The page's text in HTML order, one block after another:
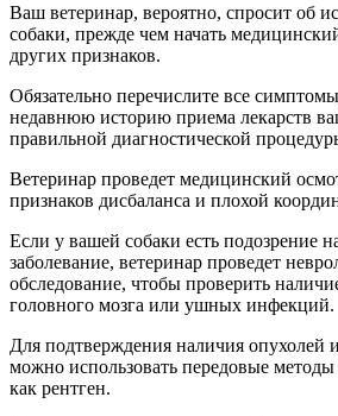
Ваш ветеринар, вероятно, спросит об
собаки, прежде чем начать
других признаков.
Обязательно перечислите все
недавнюю историю приема лекарств
правильной диагностической
Ветеринар проведет медицинский
признаков дисбаланса и плохой
Если у вашей собаки есть подозрение
заболевание, ветеринар проведет
обследование, чтобы проверить
головного мозга или ушных инфекций.
Для подтверждения наличия опухолей
можно использовать передовые методы
как рентген.